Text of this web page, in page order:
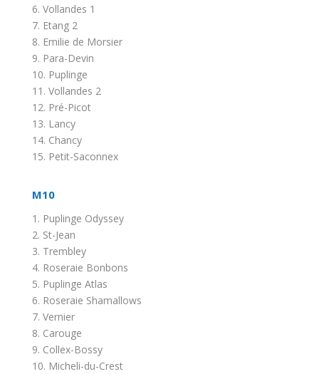
6. Vollandes 1
7. Etang 2
8. Emilie de Morsier
9. Para-Devin
10. Puplinge
11. Vollandes 2
12. Pré-Picot
13. Lancy
14. Chancy
15. Petit-Saconnex
M10
1. Puplinge Odyssey
2. St-Jean
3. Trembley
4. Roseraie Bonbons
5. Puplinge Atlas
6. Roseraie Shamallows
7. Vernier
8. Carouge
9. Collex-Bossy
10. Micheli-du-Crest